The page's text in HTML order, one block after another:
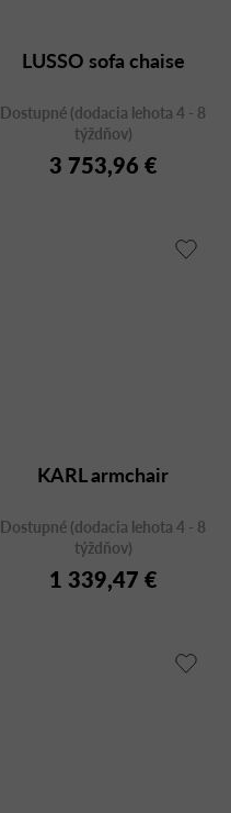
LUSSO sofa chaise
Dostupné (dodacia lehota 4 - 8
týždňov)
3 753,96 €
KARL armchair
Dostupné (dodacia lehota 4 - 8
týždňov)
1 339,47 €